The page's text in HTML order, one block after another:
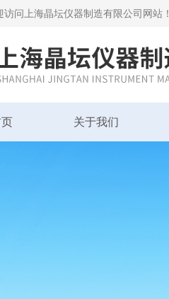
访问上海晶坛仪器制造有限公司网站！
关于我们